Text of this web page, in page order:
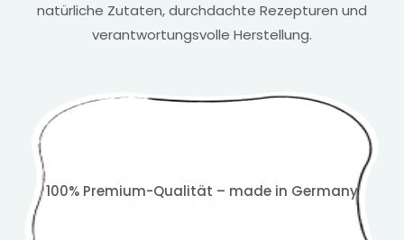
natürliche Zutaten, durchdachte Rezepturen und
verantwortungsvolle Herstellung.
100% Premium-Qualität – made in Germany